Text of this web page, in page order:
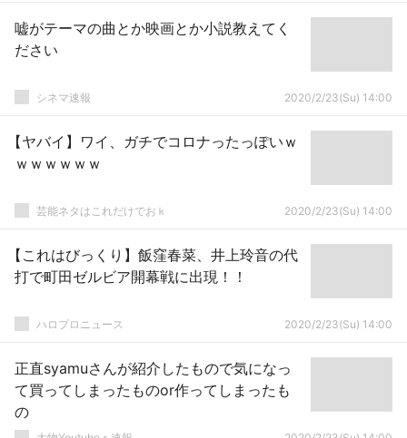
嘘がテーマの曲とか映画とか小説教えてく
ださい
シネマ速報 2020/2/23(Su) 14:00
【ヤバイ】ワイ、ガチでコロナったっぽいｗ
ｗｗｗｗｗｗ
芸能ネタはこれだけでおｋ 2020/2/23(Su) 14:00
【これはびっくり】飯窪春菜、井上玲音の代
打で町田ゼルビア開幕戦に出現！！
ハロプロニュース 2020/2/23(Su) 14:00
正直syamuさんが紹介したもので気になっ
て買ってしまったものor作ってしまったも
の